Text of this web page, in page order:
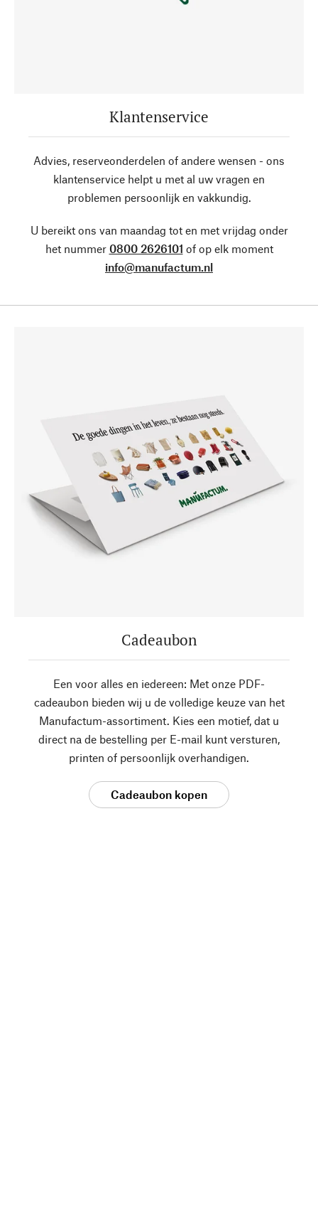
Klantenservice
Advies, reserveonderdelen of andere wensen - ons
klantenservice helpt u met al uw vragen en
problemen persoonlijk en vakkundig.
U bereikt ons van maandag tot en met vrijdag onder
het nummer 0800 2626101 of op elk moment
info@manufactum.nl
Cadeaubon
Een voor alles en iedereen: Met onze PDF-
cadeaubon bieden wij u de volledige keuze van het
Manufactum-assortiment. Kies een motief, dat u
direct na de bestelling per E-mail kunt versturen,
printen of persoonlijk overhandigen.
Cadeaubon kopen